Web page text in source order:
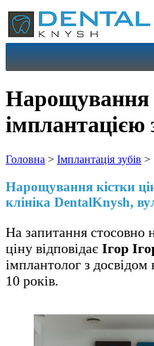
Перейти
до
вмісту
Нарощування
імплантацією
Головна > Імплантація зубів >
Нарощування кістки
клініка DentalKnysh,
На запитання стосовно
ціну відповідає Ігор
імплантолог з досвідом
10 років.